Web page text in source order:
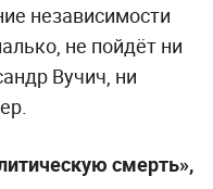
независимости
не пойдёт ни
Вучич, ни
смерть»,